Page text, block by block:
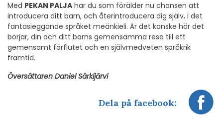
Med PEKAN PALJA har du som förälder nu chansen att
introducera ditt barn, och återintroducera dig själv, i det
fantasieggande språket meänkieli. Är det kanske här det
börjar, din och ditt barns gemensamma resa till ett
gemensamt förflutet och en självmedveten språkrik
framtid.
Översättaren Daniel Särkijärvi
Dela på facebook: